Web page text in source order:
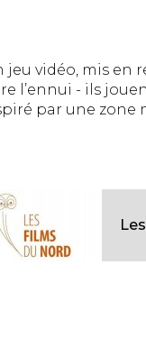
jeu vidéo, mis
l’ennui - ils
par une zone